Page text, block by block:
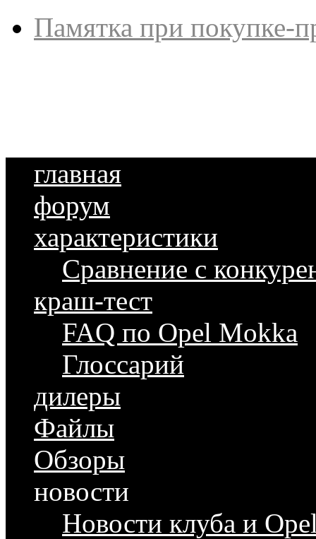
Памятка при покупке-
главная
форум
характеристики
Сравнение с
краш-тест
FAQ по Opel Mokka
Глоссарий
дилеры
Файлы
Обзоры
новости
Новости клуба и